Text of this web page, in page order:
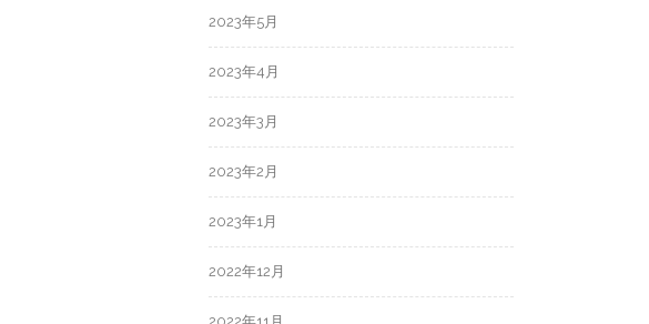
2023年5月
2023年4月
2023年3月
2023年2月
2023年1月
2022年12月